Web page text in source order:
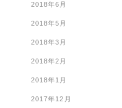
2018年6月
2018年5月
2018年3月
2018年2月
2018年1月
2017年12月